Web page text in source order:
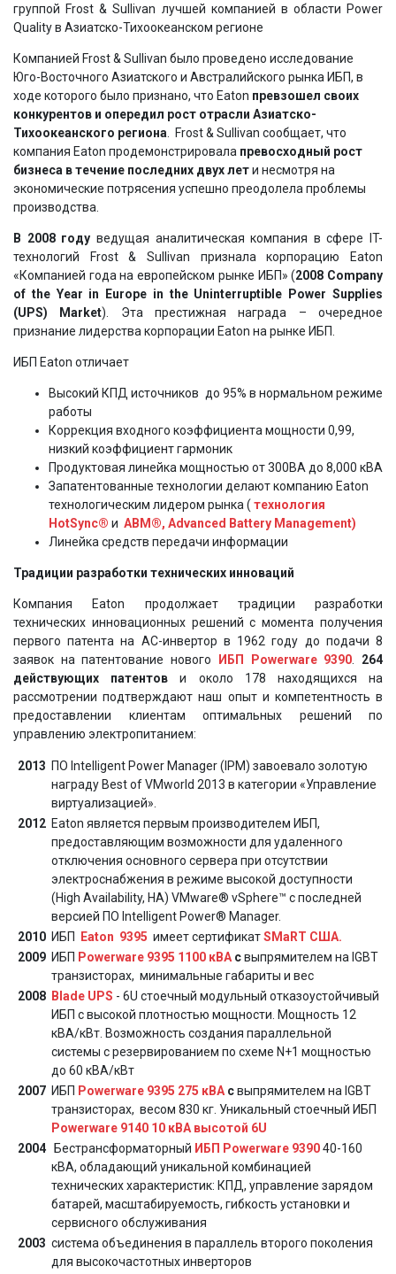
группой Frost & Sullivan лучшей компанией в области Power
Quality в Азиатско-Тихоокеанском регионе
Компанией Frost & Sullivan было проведено исследование
Юго-Восточного Азиатского и Австралийского рынка ИБП, в
ходе которого было признано, что Eaton превзошел своих
конкурентов и опередил рост отрасли Азиатско-
Тихоокеанского региона . Frost & Sullivan сообщает, что
компания Eaton продемонстрировала превосходный рост
бизнеса в течение последних двух лети несмотря на
экономические потрясения успешно преодолела проблемы
производства.
В 2008 году ведущая аналитическая компания в сфере IT-
технологий Frost & Sullivan признала корпорацию Eaton
«Компанией года на европейском рынке ИБП» (2008 Company
of the Year in Europe in the Uninterruptible Power Supplies
(UPS) Market). Эта престижная награда – очередное
признание лидерства корпорации Eaton на рынке ИБП.
ИБП Eaton отличает
Высокий КПД источников до 95% в нормальном режиме
работы
Коррекция входного коэффициента мощности 0,99,
низкий коэффициент гармоник
Продуктовая линейка мощностью от 300ВА до 8,000 кВА
Запатентованные технологии делают компанию Eaton
технологическим лидером рынка ( технология
HotSync® и ABM®, Advanced Battery Management)
Линейка средств передачи информации
Традиции разработки технических инноваций
Компания Eaton продолжает традиции разработки
технических инновационных решений с момента получения
первого патента на AC-инвертор в 1962 году до подачи 8
заявок на патентование нового
ИБП Powerware 9390
264
действующих патентов и около 178 находящихся на
рассмотрении подтверждают наш опыт и компетентность в
предоставлении клиентам оптимальных решений по
управлению электропитанием:
2013 ПО Intelligent Power Manager (IPM) завоевало золотую
награду Best of VMworld 2013 в категории «Управление
виртуализацией».
2012 Eaton является первым производителем ИБП,
предоставляющим возможности для удаленного
отключения основного сервера при отсутствии
электроснабжения в режиме высокой доступности
(High Availability, HA) VMware® vSphere™ с последней
версией ПО Intelligent Power® Manager.
2010 ИБП Eaton 9395 имеет сертификатSMaRT США.
2009 ИБП Powerware 9395 1100 кВА свыпрямителем на IGBT
транзисторах, минимальные габариты и вес
2008 Blade UPS - 6U стоечный модульный отказоустойчивый
ИБП с высокой плотностью мощности. Мощность 12
кВА/кВт. Возможность создания параллельной
системы с резервированием по схеме N+1 мощностью
до 60 кВА/кВт
2007 ИБП Powerware 9395 275 кВА свыпрямителем на IGBT
транзисторах, весом 830 кг. Уникальный стоечный ИБП
Powerware 9140 10 кВА высотой 6U
2004
Бестрансформаторный ИБП Powerware 939040-160
кВА, обладающий уникальной комбинацией
технических характеристик: КПД, управление зарядом
батарей, масштабируемость, гибкость установки и
сервисного обслуживания
2003 система объединения в параллель второго поколения
для высокочастотных инверторов